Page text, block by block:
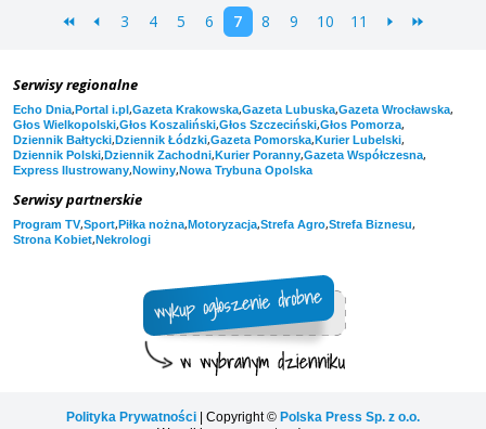
3 4 5 6 7 8 9 10 11
Serwisy regionalne
Echo Dnia,Portal i.pl,Gazeta Krakowska,Gazeta Lubuska,Gazeta Wrocławska,
Głos Wielkopolski,Głos Koszaliński,Głos Szczeciński,Głos Pomorza,
Dziennik Bałtycki,Dziennik Łódzki,Gazeta Pomorska,Kurier Lubelski,
Dziennik Polski,Dziennik Zachodni,Kurier Poranny,Gazeta Współczesna,
Express Ilustrowany,Nowiny,Nowa Trybuna Opolska
Serwisy partnerskie
Program TV,Sport,Piłka nożna,Motoryzacja,Strefa Agro,Strefa Biznesu,
Strona Kobiet,Nekrologi
Polityka Prywatności | Copyright © Polska Press Sp. z o.o.